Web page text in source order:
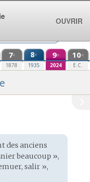
7e
1878
8e
1935
9e
2024
10e
E.C.
des anciens
beaucoup »,
salir »,
OUVRIR